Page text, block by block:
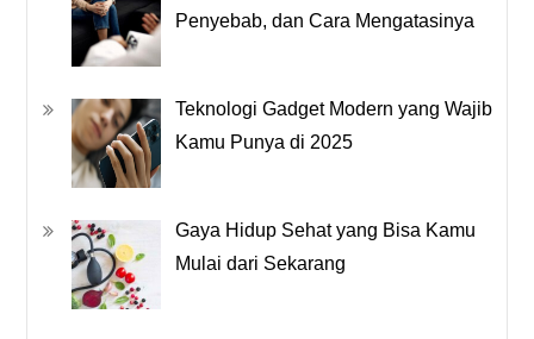
Penyebab, dan Cara Mengatasinya
Teknologi Gadget Modern yang Wajib
Kamu Punya di 2025
Gaya Hidup Sehat yang Bisa Kamu
Mulai dari Sekarang